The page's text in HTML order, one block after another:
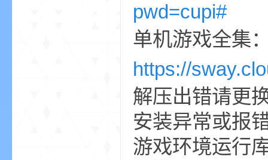
pwd=cupi#
单机游戏全集
https://
解压出错请更
安装异常或报
游戏环境运行